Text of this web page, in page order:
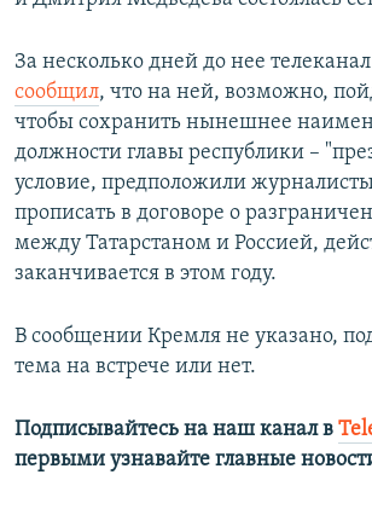
За несколько дней до нее
сообщил, что на ней, возможно,
чтобы сохранить нынешнее
должности главы республики –
условие, предположили
прописать в договоре о
между Татарстаном и Россией,
заканчивается в этом году.
В сообщении Кремля не указано,
тема на встрече или нет.
Подписывайтесь на наш канал в
первыми узнавайте главные